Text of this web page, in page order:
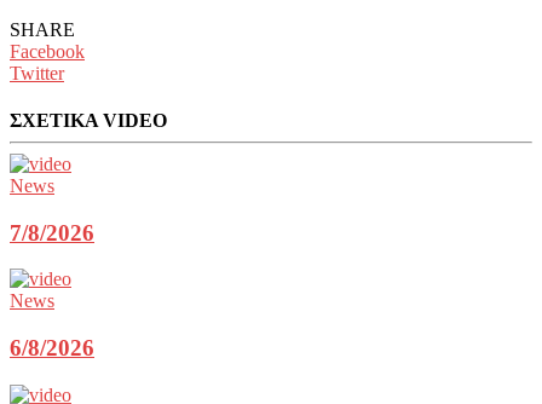
SHARE
Facebook
Twitter
ΣΧΕΤΙΚΑ VIDEO
News
7/8/2026
News
6/8/2026